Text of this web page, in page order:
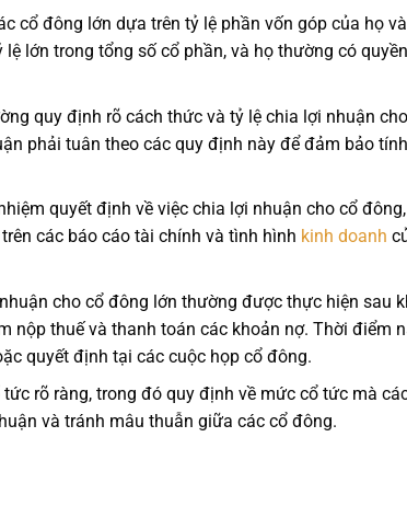
cổ đông lớn dựa trên tỷ lệ phần vốn góp của họ
lớn trong tổng số cổ phần, và họ thường có quyền
quy định rõ cách thức và tỷ lệ chia lợi nhuận
phải tuân theo các quy định này để đảm bảo tính
quyết định về việc chia lợi nhuận cho cổ đông,
các báo cáo tài chính và tình hình kinh doanh
cho cổ đông lớn thường được thực hiện sau
nộp thuế và thanh toán các khoản nợ. Thời điểm
quyết định tại các cuộc họp cổ đông.
rõ ràng, trong đó quy định về mức cổ tức mà
và tránh mâu thuẫn giữa các cổ đông.